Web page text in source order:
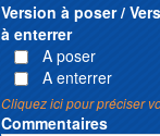
Version à poser /
à enterrer
A poser
A enterrer
Cliquez ici pour préciser
Commentaires